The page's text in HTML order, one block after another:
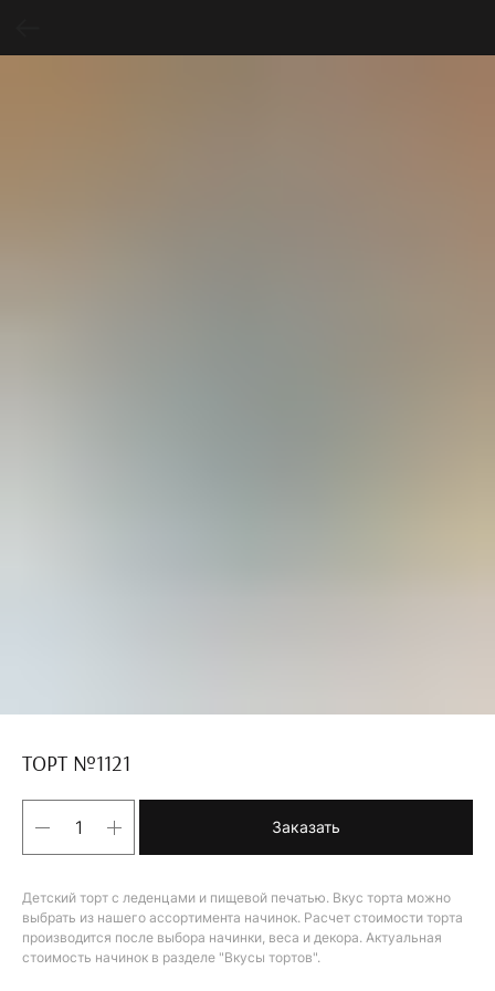
ТОРТ №1121
Заказать
Детский торт с леденцами и пищевой печатью. Вкус торта можно
выбрать из нашего ассортимента начинок. Расчет стоимости торта
производится после выбора начинки, веса и декора. Актуальная
стоимость начинок в разделе "Вкусы тортов".